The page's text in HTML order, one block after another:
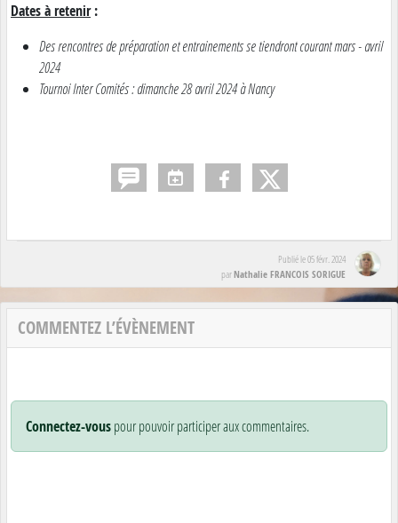
Dates à retenir:
Des rencontres de préparation et entrainements se tiendront courant mars - avril
2024
Tournoi Inter Comités : dimanche 28 avril 2024 à Nancy
Publié le05 févr. 2024
parNathalie FRANCOIS SORIGUE
COMMENTEZ L’ÉVÈNEMENT
Connectez-vouspour pouvoir participer aux commentaires.